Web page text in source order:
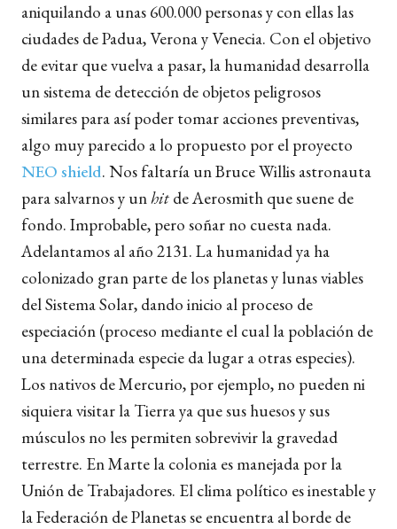
aniquilando a unas 600.000 personas y con ellas las
ciudades de Padua, Verona y Venecia. Con el objetivo
de evitar que vuelva a pasar, la humanidad desarrolla
un sistema de detección de objetos peligrosos
similares para así poder tomar acciones preventivas,
algo muy parecido a lo propuesto por el proyecto
NEO shield. Nos faltaría un Bruce Willis astronauta
para salvarnos y unhit de Aerosmith que suene de
fondo. Improbable, pero soñar no cuesta nada.
Adelantamos al año 2131. La humanidad ya ha
colonizado gran parte de los planetas y lunas viables
del Sistema Solar, dando inicio al proceso de
especiación (proceso mediante el cual la población de
una determinada especie da lugar a otras especies).
Los nativos de Mercurio, por ejemplo, no pueden ni
siquiera visitar la Tierra ya que sus huesos y sus
músculos no les permiten sobrevivir la gravedad
terrestre. En Marte la colonia es manejada por la
Unión de Trabajadores. El clima político es inestable y
la Federación de Planetas se encuentra al borde de